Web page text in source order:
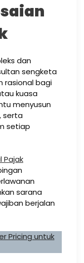
dan
sengketa
rasional bagi
kuasa
menyusun
serta
setiap
Pajak
sarana
berjalan
Pricing untuk